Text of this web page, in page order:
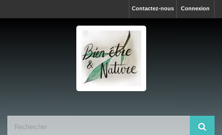
Connexion
Contactez-nous